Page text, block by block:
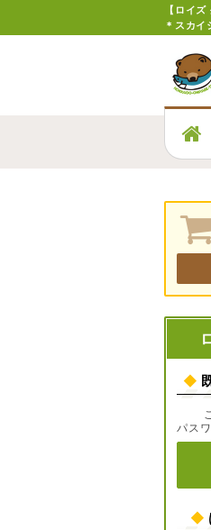
＊スカイ
◆
パス
◆